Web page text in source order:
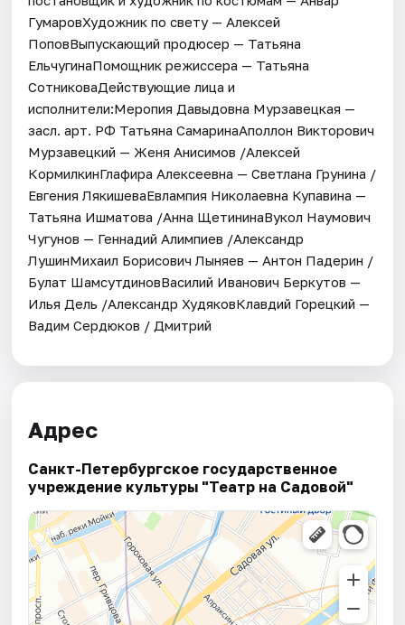
ГумаровХудожник по свету — Алексей
ПоповВыпускающий продюсер — Татьяна
ЕльчугинаПомощник режиссера — Татьяна
СотниковаДействующие лица и
исполнители:Меропия Давыдовна Мурзавецкая —
засл. арт. РФ Татьяна СамаринаАполлон Викторович
Мурзавецкий — Женя Анисимов /Алексей
КормилкинГлафира Алексеевна — Светлана Грунина /
Евгения ЛякишеваЕвлампия Николаевна Купавина —
Татьяна Ишматова /Анна ЩетининаВукол Наумович
Чугунов — Геннадий Алимпиев /Александр
ЛушинМихаил Борисович Лыняев — Антон Падерин /
Булат ШамсутдиновВасилий Иванович Беркутов —
Илья Дель /Александр ХудяковКлавдий Горецкий —
Вадим Сердюков / Дмитрий
Адрес
Санкт-Петербургское государственное
учреждение культуры "Театр на Садовой"